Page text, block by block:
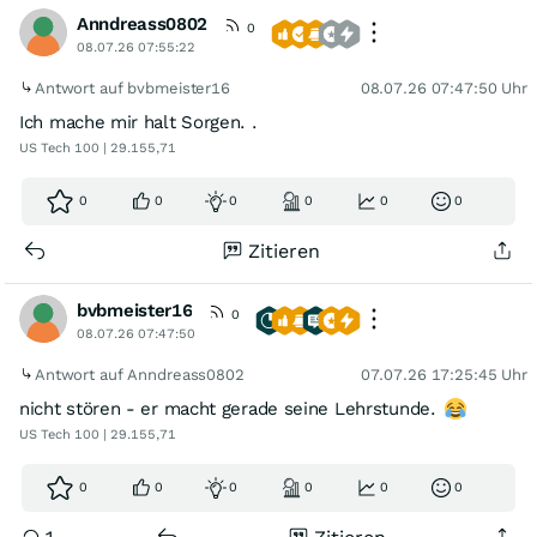
Anndreass0802
0
08.07.26 07:55:22
Antwort auf bvbmeister16 08.07.26 07:47:50 Uhr
Ich mache mir halt Sorgen. .
US Tech 100 | 29.155,71
0 0 0 0 0 0
Zitieren
bvbmeister16
0
08.07.26 07:47:50
Antwort auf Anndreass0802 07.07.26 17:25:45 Uhr
nicht stören - er macht gerade seine Lehrstunde.
US Tech 100 | 29.155,71
0 0 0 0 0 0